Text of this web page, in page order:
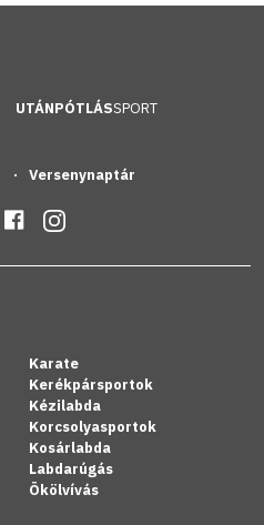
UTÁNPÓTLÁSSPORT
Versenynaptár
Karate
Kerékpársportok
Kézilabda
Korcsolyasportok
Kosárlabda
Labdarúgás
Ökölvívás